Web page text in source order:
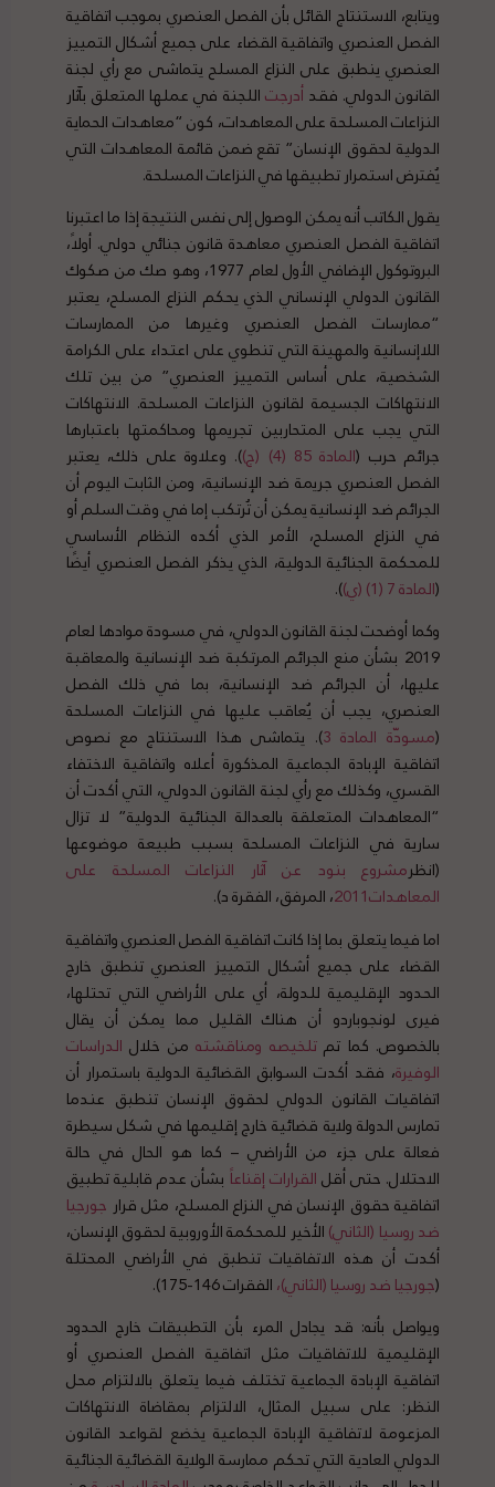
ويتابع، الاستنتاج القائل بأن الفصل العنصري بموجب اتفاقية
الفصل العنصري واتفاقية القضاء على جميع أشكال التمييز
العنصري ينطبق على النزاع المسلح يتماشى مع رأي لجنة
القانون الدولي. فقدأدرجتاللجنة في عملها المتعلق بآثار
النزاعات المسلحة على المعاهدات، كون “معاهدات الحماية
الدولية لحقوق الإنسان” تقع ضمن قائمة المعاهدات التي
يُفترض استمرار تطبيقها في النزاعات المسلحة.
يقول الكاتب أنه يمكن الوصول إلى نفس النتيجة إذا ما اعتبرنا
اتفاقية الفصل العنصري معاهدة قانون جنائي دولي. أولاً،
البروتوكول الإضافي الأول لعام 1977، وهو صك من صكوك
القانون الدولي الإنساني الذي يحكم النزاع المسلح، يعتبر
“ممارسات الفصل العنصري وغيرها من الممارسات
اللاإنسانية والمهينة التي تنطوي على اعتداء على الكرامة
الشخصية، على أساس التمييز العنصري” من بين تلك
الانتهاكات الجسيمة لقانون النزاعات المسلحة. الانتهاكات
التي يجب على المتحاربين تجريمها ومحاكمتها باعتبارها
جرائم حرب (المادة 85 (4) (ج)
). وعلاوة على ذلك، يعتبر
الفصل العنصري جريمة ضد الإنسانية، ومن الثابت اليوم أن
الجرائم ضد الإنسانية يمكن أن تُرتكب إما في وقت السلم أو
في النزاع المسلح، الأمر الذي أكده النظام الأساسي
للمحكمة الجنائية الدولية، الذي يذكر الفصل العنصري أيضًا
(المادة 7 (1) (ي)
).
وكما أوضحت لجنة القانون الدولي، في مسودة موادها لعام
2019 بشأن منع الجرائم المرتكبة ضد الإنسانية والمعاقبة
عليها، أن الجرائم ضد الإنسانية، بما في ذلك الفصل
العنصري، يجب أن يُعاقب عليها في النزاعات المسلحة
(مسودّة المادة 3
). يتماشى هذا الاستنتاج مع نصوص
اتفاقية الإبادة الجماعية المذكورة أعلاه واتفاقية الاختفاء
القسري، وكذلك مع رأي لجنة القانون الدولي، التي أكدت أن
“المعاهدات المتعلقة بالعدالة الجنائية الدولية” لا تزال
سارية في النزاعات المسلحة بسبب طبيعة موضوعها
(انظرمشروع بنود عن آثار النزاعات المسلحة على
المعاهدات2011
، المرفق، الفقرة د).
اما فيما يتعلق بما إذا كانت اتفاقية الفصل العنصري واتفاقية
القضاء على جميع أشكال التمييز العنصري تنطبق خارج
الحدود الإقليمية للدولة، أي على الأراضي التي تحتلها،
فيرى لونجوباردو أن هناك القليل مما يمكن أن يقال
بالخصوص. كما تمتلخيصه ومناقشتهمن خلال الدراسات
الوفيرة، فقد أكدت السوابق القضائية الدولية باستمرار أن
اتفاقيات القانون الدولي لحقوق الإنسان تنطبق عندما
تمارس الدولة ولاية قضائية خارج إقليمها في شكل سيطرة
فعالة على جزء من الأراضي – كما هو الحال في حالة
الاحتلال. حتى أقلالقراراتإقناعاً بشأن عدم قابلية تطبيق
اتفاقية حقوق الإنسان في النزاع المسلح، مثل قرار جورجيا
ضد روسيا (الثاني)الأخير للمحكمة الأوروبية لحقوق الإنسان،
أكدت أن هذه الاتفاقيات تنطبق في الأراضي المحتلة
(جورجيا ضد روسيا (الثاني)،الفقرات 146-175).
ويواصل بأنه: قد يجادل المرء بأن التطبيقات خارج الحدود
الإقليمية للاتفاقيات مثل اتفاقية الفصل العنصري أو
اتفاقية الإبادة الجماعية تختلف فيما يتعلق بالالتزام محل
النظر: على سبيل المثال، الالتزام بمقاضاة الانتهاكات
المزعومة لاتفاقية الإبادة الجماعية يخضع لقواعد القانون
الدولي العادية التي تحكم ممارسة الولاية القضائية الجنائية